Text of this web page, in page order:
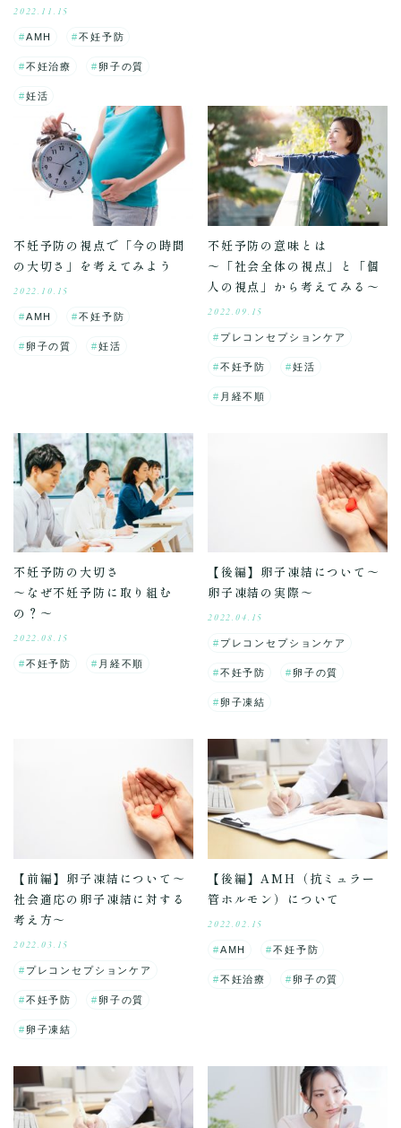
2022.11.15
AMH 不妊予防
不妊治療 卵子の質
妊活
不妊予防の視点で「今の時間
の大切さ」を考えてみよう
2022.10.15
AMH 不妊予防
卵子の質 妊活
不妊予防の意味とは
～「社会全体の視点」と「個
人の視点」から考えてみる～
2022.09.15
プレコンセプションケア
不妊予防 妊活
月経不順
不妊予防の大切さ
～なぜ不妊予防に取り組む
の？～
2022.08.15
不妊予防 月経不順
【後編】卵子凍結について～
卵子凍結の実際～
2022.04.15
プレコンセプションケア
不妊予防 卵子の質
卵子凍結
【前編】卵子凍結について～
社会適応の卵子凍結に対する
考え方～
2022.03.15
プレコンセプションケア
不妊予防 卵子の質
卵子凍結
【後編】AMH（抗ミュラー
管ホルモン）について
2022.02.15
AMH 不妊予防
不妊治療 卵子の質